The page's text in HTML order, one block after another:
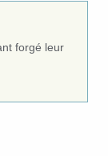
forgé leur